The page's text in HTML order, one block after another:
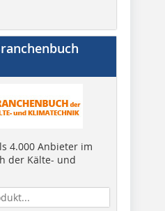
4.000 Anbieter im
der Kälte- und